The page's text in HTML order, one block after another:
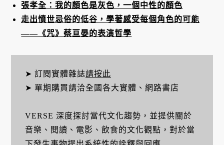
張孝全：我的顏色是灰色，一個中性的顏色
走出憤世忌俗的低谷，學著感受每個角色的可能
——《咒》蔡亘晏的表演哲學
➤ 訂閱實體雜誌請按此
➤ 單期購買請洽全國各大實體、網路書店
VERSE 深度探討當代文化趨勢，並提供關於
音樂、閱讀、電影、飲食的文化觀點，對於當